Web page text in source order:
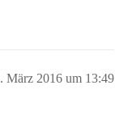
März 2016 um 13:49